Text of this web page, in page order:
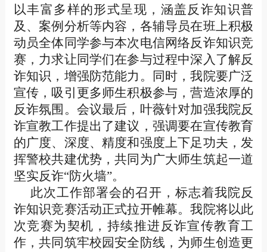
以丰富多样的形式呈现，涵盖反诈知识普
及、案例分析等内容，各辅导员在班上积极
动员全体同学参与本次电信网络反诈知识竞
赛，力求让同学们在参与过程中深入了解反
诈知识，增强防范能力。同时，我院要广泛
宣传，吸引更多师生积极参与，营造浓厚的
反诈氛围。会议最后，叶薇针对加强我院反
诈宣教工作提出了建议，强调要在宣传教育
的广度、深度、精度和强度上下足功夫，发
挥警校共建优势，共同为广大师生筑起一道
坚实反诈“防火墙”。
此次工作部署会的召开，标志着我院反
诈知识竞赛活动正式拉开帷幕。我院将以此
次竞赛为契机，持续推进反诈宣传教育工
作，共同筑牢校园安全防线，为师生创造更